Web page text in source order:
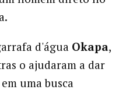
d'água Okapa,
o ajudaram a dar
uma busca